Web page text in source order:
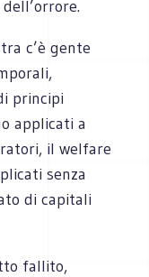
c’è gente
principi
applicati a
il welfare
senza
di capitali
fallito,